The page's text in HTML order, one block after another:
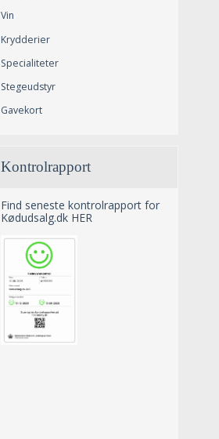
Vin
Krydderier
Specialiteter
Stegeudstyr
Gavekort
Kontrolrapport
Find seneste kontrolrapport for
Kødudsalg.dk HER